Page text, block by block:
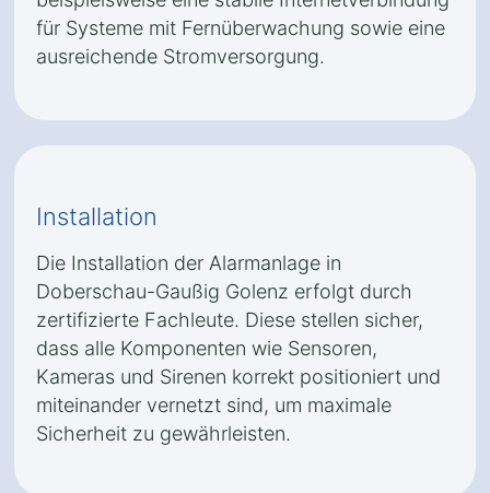
für Systeme mit Fernüberwachung sowie eine
ausreichende Stromversorgung.
Installation
Die Installation der Alarmanlage in
Doberschau-Gaußig Golenz erfolgt durch
zertifizierte Fachleute. Diese stellen sicher,
dass alle Komponenten wie Sensoren,
Kameras und Sirenen korrekt positioniert und
miteinander vernetzt sind, um maximale
Sicherheit zu gewährleisten.